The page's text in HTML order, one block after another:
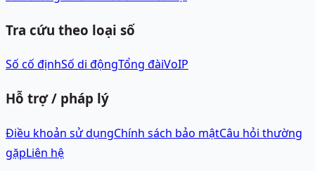
Tra cứu theo loại số
Số cố địnhSố di độngTổng đàiVoIP
Hỗ trợ / pháp lý
Điều khoản sử dụngChính sách bảo mậtCâu hỏi thường
gặpLiên hệ